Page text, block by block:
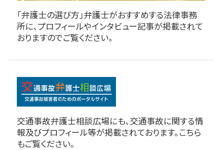
「弁護士の選び方」弁護士がおすすめする法律事務
所に、プロフィールやインタビュー記事が掲載されて
おりますのでご覧ください。
交通事故弁護士相談広場にも、交通事故に関する情
報及びプロフィール等が掲載されております。こちら
もご覧ください。